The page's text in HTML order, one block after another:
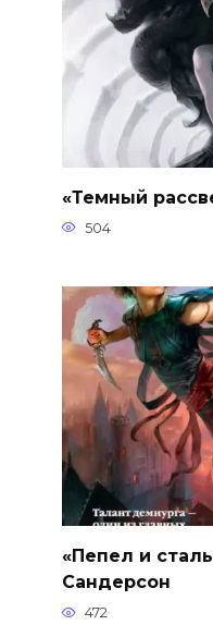
«Темный
504
«Пепел и
Сандерсон
472